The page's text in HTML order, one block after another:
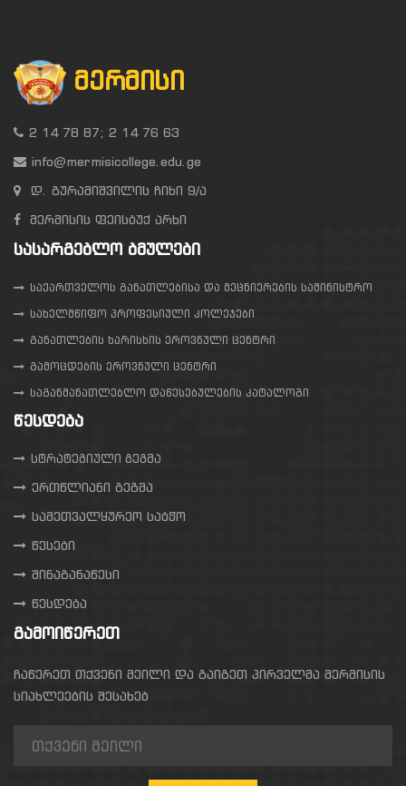
ᲛᲔᲠᲛᲘᲡᲘ
2 14 78 87; 2 14 76 63
info@mermisicollege.edu.ge
დ. გურამიშვილის ჩიხი 9/ა
მერმისის ფეისბუქ არხი
ᲡᲐᲡᲐᲠᲒᲔᲑᲚᲝ ᲑᲛᲣᲚᲔᲑᲘ
საქართველოს განათლებისა და მეცნიერების სამინისტრო
სახელმწიფო პროფესიული კოლეჯები
განათლების ხარისხის ეროვნული ცენტრი
გამოცდების ეროვნული ცენტრი
საგანმანათლებლო დაწესებულების კატალოგი
ᲬᲔᲡᲓᲔᲑᲐ
სტრატეგიული გეგმა
ერთწლიანი გეგმა
სამეთვალყურეო საბჭო
წესები
შინაგანაწესი
წესდება
ᲒᲐᲛᲝᲘᲬᲔᲠᲔᲗ
ჩაწერეთ თქვენი მეილი და გაიგეთ პირველმა მერმისის
სიახლეების შესახებ